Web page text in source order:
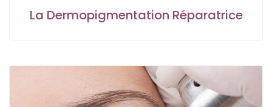
La Dermopigmentation Réparatrice